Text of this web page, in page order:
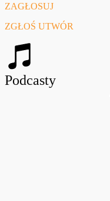
ZAGŁOSUJ
ZGŁOŚ UTWÓR
Podcasty